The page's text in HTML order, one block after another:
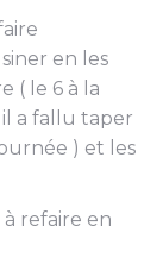
en les
( le 6 à la
il a fallu taper
) et les
à refaire en